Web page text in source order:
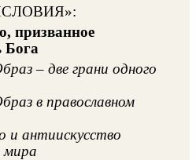
призванное
Бога
– две грани одного
в православном
и антиискусство
мира